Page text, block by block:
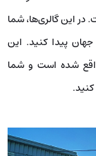
است. در این گالری‌ها، شما
پیدا کنید. این
شده است و شما